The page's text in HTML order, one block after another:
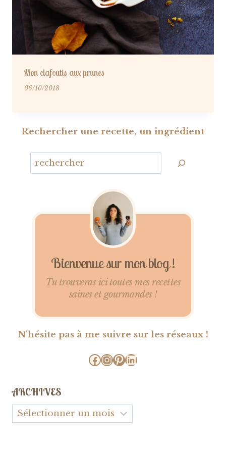
Mon clafoutis aux prunes
06/10/2018
Rechercher une recette, un ingrédient
Bienvenue sur mon blog !
Tu trouveras ici toutes mes recettes
saines et gourmandes !
N'hésite pas à me suivre sur les réseaux !
Facebook
Instagram
Pinterest
LinkedIn
ARCHIVES
Archives